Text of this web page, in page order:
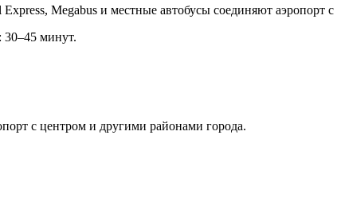
Megabus и местные автобусы соединяют
30–45 минут.
с центром и другими районами города.